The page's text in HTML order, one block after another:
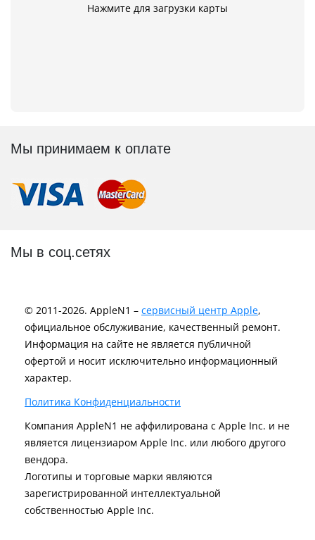
Нажмите для загрузки карты
Мы принимаем к оплате
Мы в соц.сетях
© 2011-2026. AppleN1 – сервисный центр Apple,
официальное обслуживание, качественный ремонт.
Информация на сайте не является публичной
офертой и носит исключительно информационный
характер.
Политика Конфиденциальности
Компания AppleN1 не аффилирована c Apple Inc. и не
является лицензиаром Apple Inc. или любого другого
вендора.
Логотипы и торговые марки являются
зарегистрированной интеллектуальной
собственностью Apple Inc.